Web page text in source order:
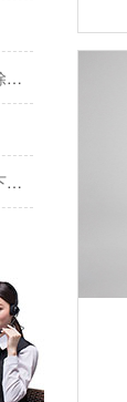
黔东南工厂防潮除湿机，工业除湿机
黔东南州除湿机，湿菱工业地下室抽湿机 库房配电房除湿器
黑龙江大庆CFZ工业除湿机湿菱除湿机品牌
黑龙江商用除湿机研发(回馈老顾客,2022已更新)